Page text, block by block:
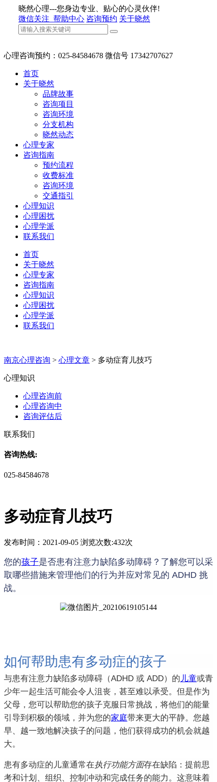
晓然心理---您身边专业、贴心的心灵伙伴!
微信关注 帮助中心 咨询预约 关于晓然
心理咨询预约：025-84584678 微信号 17342707627
首页
关于晓然
品牌故事
咨询项目
咨询环境
分支机构
晓然动态
心理专家
咨询指南
预约流程
收费标准
咨询环境
交通指引
心理知识
心理困扰
心理学派
联系我们
首页
关于晓然
心理专家
咨询指南
心理知识
心理困扰
心理学派
联系我们
南京心理咨询 > 心理文章 > 多动症育儿技巧
心理知识
心理咨询前
心理咨询中
咨询评估后
联系我们
咨询热线:
025-84584678
多动症育儿技巧
发布时间：2021-09-05 浏览次数:432次
您的孩子是否患有注意力缺陷多动障碍？ 了解您可以采
取哪些措施来管理他们的行为并应对常见的 ADHD 挑
战。
如何帮助患有多动症的孩子
与患有注意力缺陷多动障碍（ADHD 或 ADD）的 儿童或青
少年一起生活可能会令人沮丧，甚至难以承受。 但是作为
父母，您可以帮助您的孩子克服日常挑战，将他们的能量
引导到积极的领域，并为您的家庭带来更大的平静。 您越
早、越一致地解决孩子的问题，他们获得成功的机会就越
大。
患有多动症的儿童通常在执行功能方面存在缺陷 ：提前思
考和计划、组织、控制冲动和完成任务的能力。 这意味着